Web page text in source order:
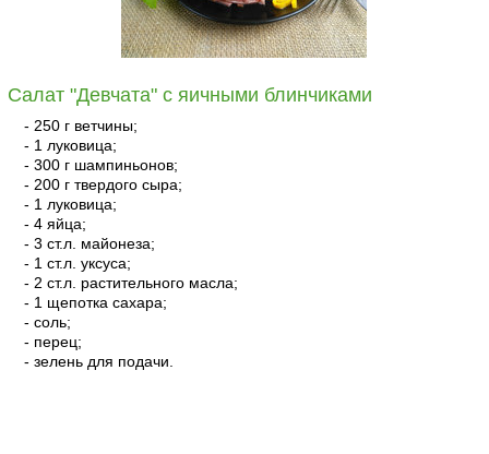
Салат "Девчата" с яичными блинчиками
- 250 г ветчины;
- 1 луковица;
- 300 г шампиньонов;
- 200 г твердого сыра;
- 1 луковица;
- 4 яйца;
- 3 ст.л. майонеза;
- 1 ст.л. уксуса;
- 2 ст.л. растительного масла;
- 1 щепотка сахара;
- соль;
- перец;
- зелень для подачи.